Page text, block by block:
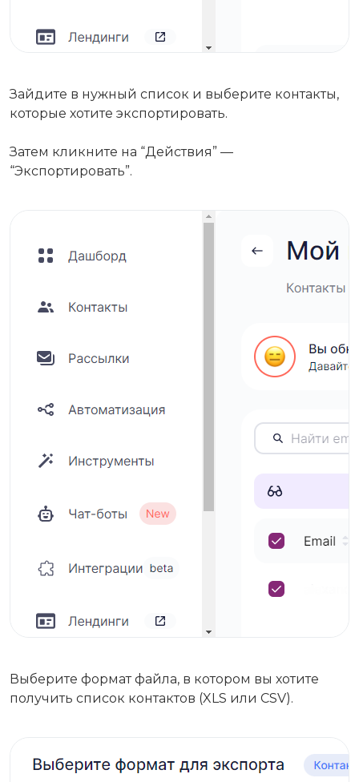
Зайдите в нужный список и выберите контакты,
которые хотите экспортировать.
Затем кликните на “Действия” —
“Экспортировать”.
Выберите формат файла, в котором вы хотите
получить список контактов (XLS или CSV).